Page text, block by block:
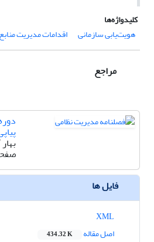
کلیدواژه‌ها
هویت‌یابی‌ سازمانی
اقدامات مدیریت
مراجع
پیاپی
بهار 1397
فایل ها
اصل مقاله
434.32 K